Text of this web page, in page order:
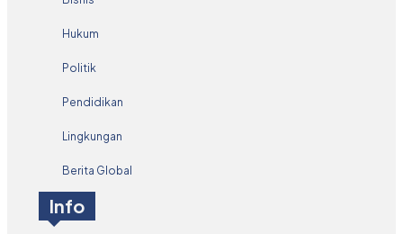
Hukum
Politik
Pendidikan
Lingkungan
Berita Global
Info